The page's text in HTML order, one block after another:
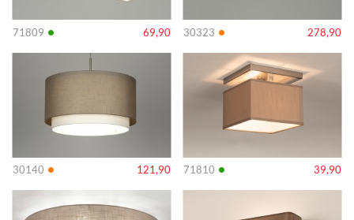
71809 • 69,90 30323 • 278,90
30140 • 121,90
Info
71810 • 39,90
Info
Info Info